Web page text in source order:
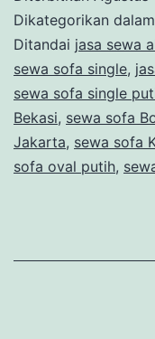
Terbaik
Di
Bekasi
Dikategorikan dalam
Ditandai jasa sewa
sewa sofa single,
sewa sofa single
Bekasi, sewa sofa
Jakarta, sewa sofa
sofa oval putih,